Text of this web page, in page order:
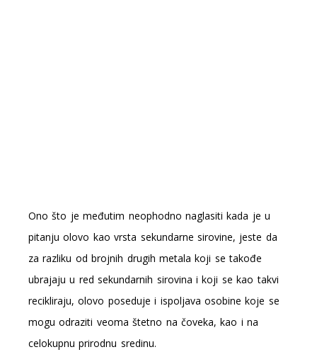
Ono što je međutim neophodno naglasiti kada je u
pitanju olovo kao vrsta sekundarne sirovine, jeste da
za razliku od brojnih drugih metala koji se takođe
ubrajaju u red sekundarnih sirovina i koji se kao takvi
recikliraju, olovo poseduje i ispoljava osobine koje se
mogu odraziti veoma štetno na čoveka, kao i na
celokupnu prirodnu sredinu.